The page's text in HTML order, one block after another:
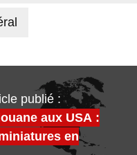
publié :
aux USA :
en